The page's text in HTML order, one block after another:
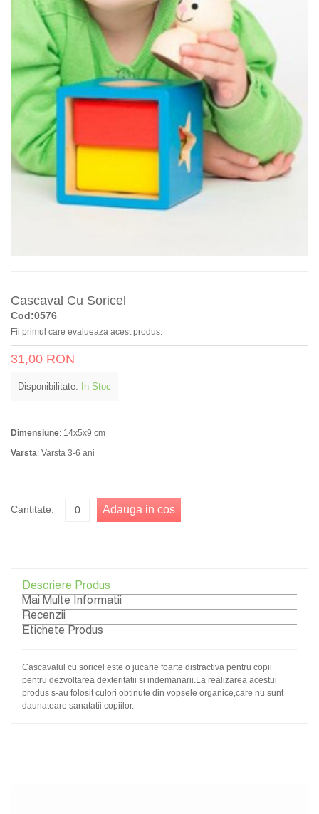
Cascaval Cu Soricel
Cod:0576
Fii primul care evalueaza acest produs.
31,00 RON
Disponibilitate: In Stoc
Dimensiune: 14x5x9 cm
Varsta: Varsta 3-6 ani
Cantitate: Adauga in cos
Descriere Produs
Mai Multe Informatii
Recenzii
Etichete Produs
Cascavalul cu soricel este o jucarie foarte distractiva pentru copii
pentru dezvoltarea dexteritatii si indemanarii.La realizarea acestui
produs s-au folosit culori obtinute din vopsele organice,care nu sunt
daunatoare sanatatii copiilor.